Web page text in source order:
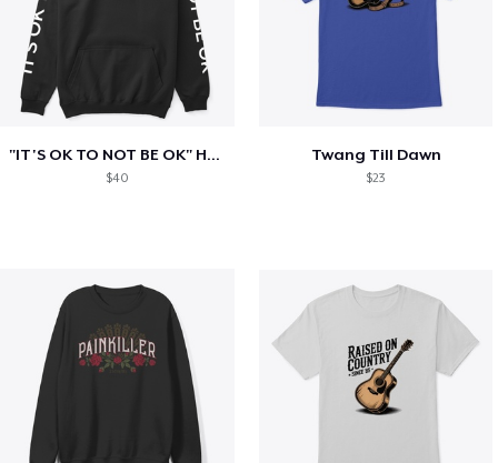
"IT'S OK TO NOT BE OK" Hoodie (BP LOGO)
$40
Twang Till Dawn
$23